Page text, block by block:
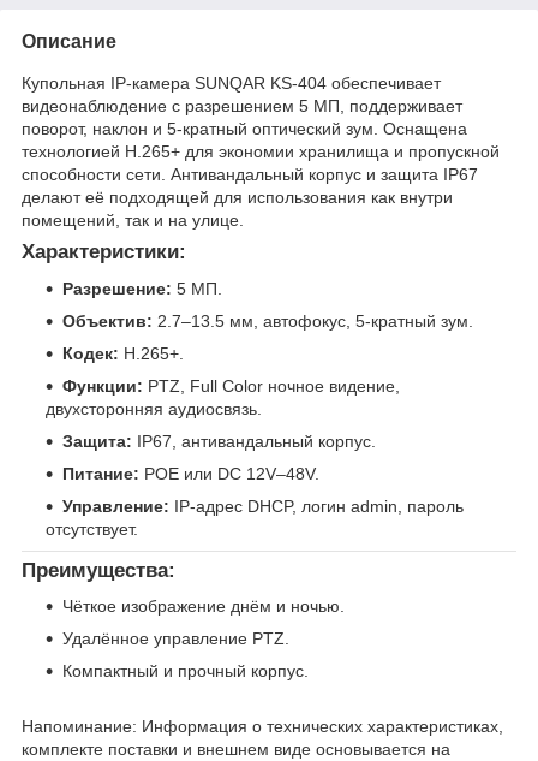
Описание
Купольная IP-камера SUNQAR KS-404 обеспечивает
видеонаблюдение с разрешением 5 МП, поддерживает
поворот, наклон и 5-кратный оптический зум. Оснащена
технологией H.265+ для экономии хранилища и пропускной
способности сети. Антивандальный корпус и защита IP67
делают её подходящей для использования как внутри
помещений, так и на улице.
Характеристики:
Разрешение: 5 МП.
Объектив: 2.7–13.5 мм, автофокус, 5-кратный зум.
Кодек: H.265+.
Функции: PTZ, Full Color ночное видение,
двухсторонняя аудиосвязь.
Защита: IP67, антивандальный корпус.
Питание: POE или DC 12V–48V.
Управление: IP-адрес DHCP, логин admin, пароль
отсутствует.
Преимущества:
Чёткое изображение днём и ночью.
Удалённое управление PTZ.
Компактный и прочный корпус.
Напоминание: Информация о технических характеристиках,
комплекте поставки и внешнем виде основывается на